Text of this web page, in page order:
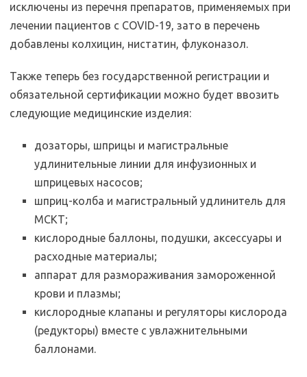
исключены из перечня препаратов, применяемых при
лечении пациентов с COVID-19, зато в перечень
добавлены колхицин, нистатин, флуконазол.
Также теперь без государственной регистрации и
обязательной сертификации можно будет ввозить
следующие медицинские изделия:
дозаторы, шприцы и магистральные
удлинительные линии для инфузионных и
шприцевых насосов;
шприц-колба и магистральный удлинитель для
МСКТ;
кислородные баллоны, подушки, аксессуары и
расходные материалы;
аппарат для размораживания замороженной
крови и плазмы;
кислородные клапаны и регуляторы кислорода
(редукторы) вместе с увлажнительными
баллонами.